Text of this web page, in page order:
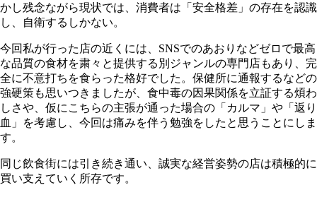
かし残念ながら現状では、消費者は「安全格差」の存在を認識
し、自衛するしかない。
今回私が行った店の近くには、SNSでのあおりなどゼロで最高
な品質の食材を粛々と提供する別ジャンルの専門店もあり、完
全に不意打ちを食らった格好でした。保健所に通報するなどの
強硬策も思いつきましたが、食中毒の因果関係を立証する煩わ
しさや、仮にこちらの主張が通った場合の「カルマ」や「返り
血」を考慮し、今回は痛みを伴う勉強をしたと思うことにしま
す。
同じ飲食街には引き続き通い、誠実な経営姿勢の店は積極的に
買い支えていく所存です。